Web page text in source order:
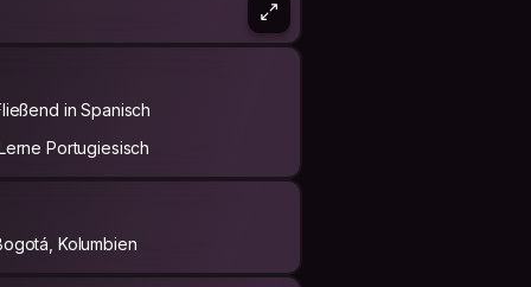
in Spanisch
Portugiesisch
Kolumbien